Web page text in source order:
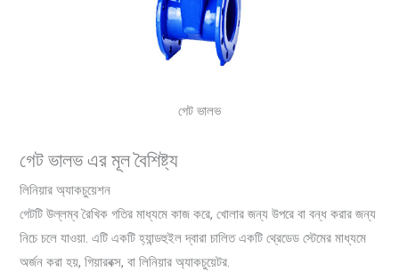
গেট ভালভ
গেট ভালভ এর মূল বৈশিষ্ট্য
লিনিয়ার অ্যাকচুয়েশন
গেটটি উল্লম্ব রৈখিক গতির মাধ্যমে কাজ করে, খোলার জন্য উপরে বা বন্ধ করার জন্য
নিচে চলে যাওয়া. এটি একটি হ্যান্ডহুইল দ্বারা চালিত একটি থ্রেডেড স্টেমের মাধ্যমে
অর্জন করা হয়, গিয়ারবক্স, বা লিনিয়ার অ্যাকচুয়েটর.